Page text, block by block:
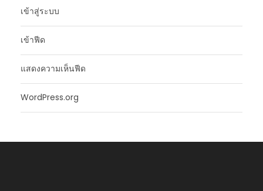
เข้าสู่ระบบ
เข้าฟีด
แสดงความเห็นฟีด
WordPress.org